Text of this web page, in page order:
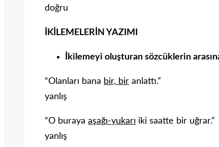
doğru
İKİLEMELERİN YAZIMI
İkilemeyi oluşturan sözcüklerin
“Olanları bana bir, bir anlattı.”
yanlış
“O buraya aşağı-yukarı iki saatte bir uğrar.”
yanlış